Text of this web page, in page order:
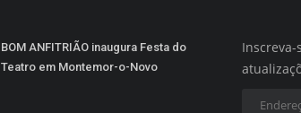
BOM ANFITRIÃO inaugura Festa do
Teatro em Montemor-o-Novo